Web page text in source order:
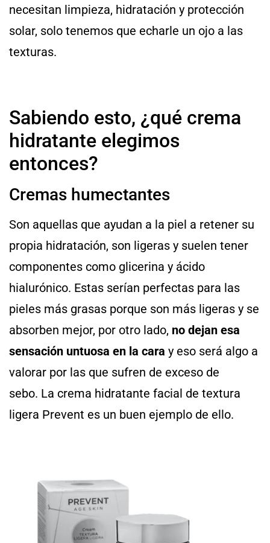
necesitan limpieza, hidratación y protección
solar, solo tenemos que echarle un ojo a las
texturas.
Sabiendo esto, ¿qué crema
hidratante elegimos
entonces?
Cremas humectantes
Son aquellas que ayudan a la piel a retener su
propia hidratación, son ligeras y suelen tener
componentes como glicerina y ácido
hialurónico. Estas serían perfectas para las
pieles más grasas porque son más ligeras y se
absorben mejor, por otro lado, no dejan esa
sensación untuosa en la cara y eso será algo a
valorar por las que sufren de exceso de
sebo. La crema hidratante facial de textura
ligera Prevent es un buen ejemplo de ello.